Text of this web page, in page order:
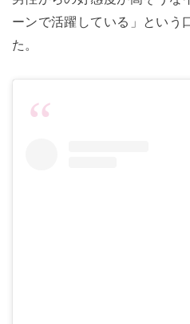
ーンで活躍している」という
た。